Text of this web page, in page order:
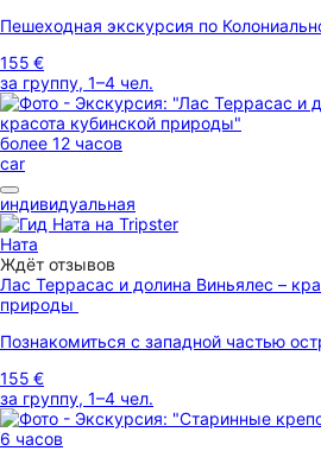
Пешеходная экскурсия по
155 €
за группу, 1–4 чел.
более 12 часов
car
индивидуальная
Ната
Ждёт отзывов
Лас Террасас и долина Виньялес –
природы
Познакомиться с западной частью
155 €
за группу, 1–4 чел.
6 часов